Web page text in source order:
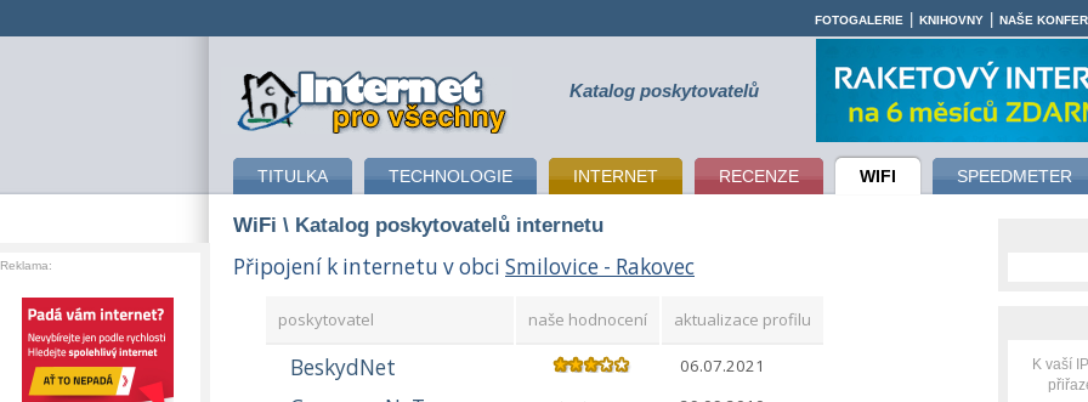
připojení k internetu Katalog poskytovatelů
TITULKA TECHNOLOGIE INTERNET RECENZE WIFI SPEEDMETER
FOTOGALERIE KNIHOVNY NAŠE
WiFi \ Katalog poskytovatelů internetu
Připojení k internetu v obci Smilovice - Rakovec
poskytovatel naše hodnocení aktualizace profilu
BeskydNet 06.07.2021
K vaší
Reklama: